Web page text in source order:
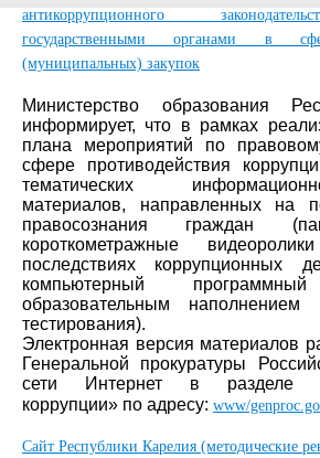
антикоррупционного
государственными органами в
(муниципальных) закупок
Министерство образования
информирует, что в рамках
плана мероприятий по
сфере противодействия
тематических информационно-
материалов, направленных на
правосознания граждан
короткометражные
последствиях коррупционных
компьютерный
образовательным
тестирования).
Электронная версия материалов
Генеральной прокуратуры
сети Интернет в разделе
коррупции» по адресу: www/
Сайт Республики Карелия (методические